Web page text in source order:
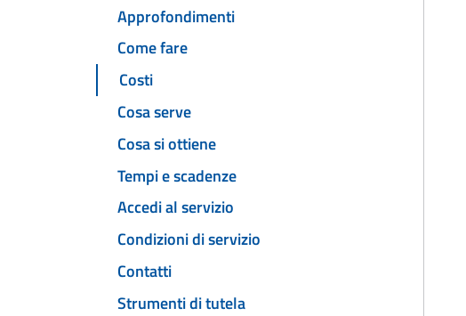
Approfondimenti
Come fare
Costi
Cosa serve
Cosa si ottiene
Tempi e scadenze
Accedi al servizio
Condizioni di servizio
Contatti
Strumenti di tutela